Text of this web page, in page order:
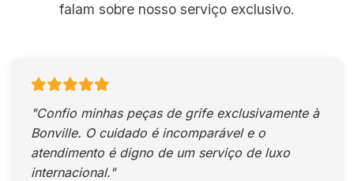
falam sobre nosso serviço exclusivo.
"Confio minhas peças de grife exclusivamente à
Bonville. O cuidado é incomparável e o
atendimento é digno de um serviço de luxo
internacional."